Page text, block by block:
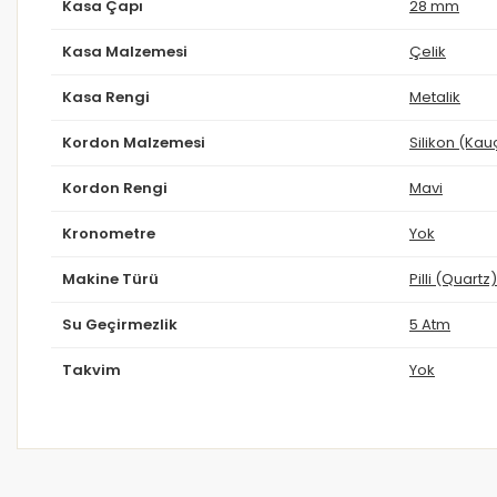
Kasa Çapı 28 mm
Kasa Malzemesi Çelik
Kasa Rengi Metalik
Kordon Malzemesi Silikon
Kordon Rengi Mavi
Kronometre Yok
Makine Türü Pilli (Quartz)
Su Geçirmezlik 5 Atm
Takvim Yok